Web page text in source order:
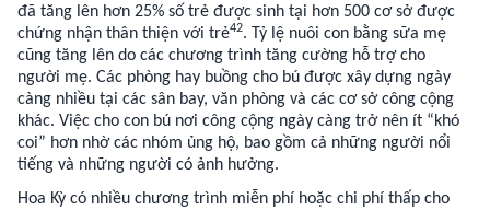
đã tăng lên hơn 25% số trẻ được sinh tại hơn 500 cơ sở được
chứng nhận thân thiện với trẻ42. Tỷ lệ nuôi con bằng sữa mẹ
cũng tăng lên do các chương trình tăng cường hỗ trợ cho
người mẹ. Các phòng hay buồng cho bú được xây dựng ngày
càng nhiều tại các sân bay, văn phòng và các cơ sở công cộng
khác. Việc cho con bú nơi công cộng ngày càng trở nên ít “khó
coi” hơn nhờ các nhóm ủng hộ, bao gồm cả những người nổi
tiếng và những người có ảnh hưởng.
Hoa Kỳ có nhiều chương trình miễn phí hoặc chi phí thấp cho